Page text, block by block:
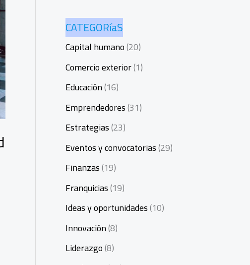
CATEGORíaS
Capital humano(20)
Comercio exterior(1)
Educación(16)
Emprendedores(31)
Estrategias(23)
Eventos y convocatorias(29)
Finanzas(19)
Franquicias(19)
Ideas y oportunidades(10)
Innovación(8)
Liderazgo(8)